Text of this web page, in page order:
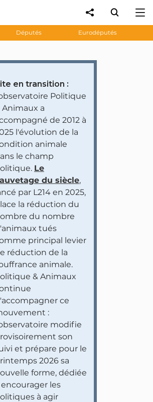
Députés Eurodéputés
en transition :
Politique
Animaux a
de 2012 à
l'évolution de la
animale
le champ
Le
du siècle,
par L214 en 2025,
la réduction du
du nombre
tués
principal levier
réduction de la
animale.
& Animaux
ce
:
modifie
son
et prépare pour le
2026 sa
forme, dédiée
encourager les
à agir